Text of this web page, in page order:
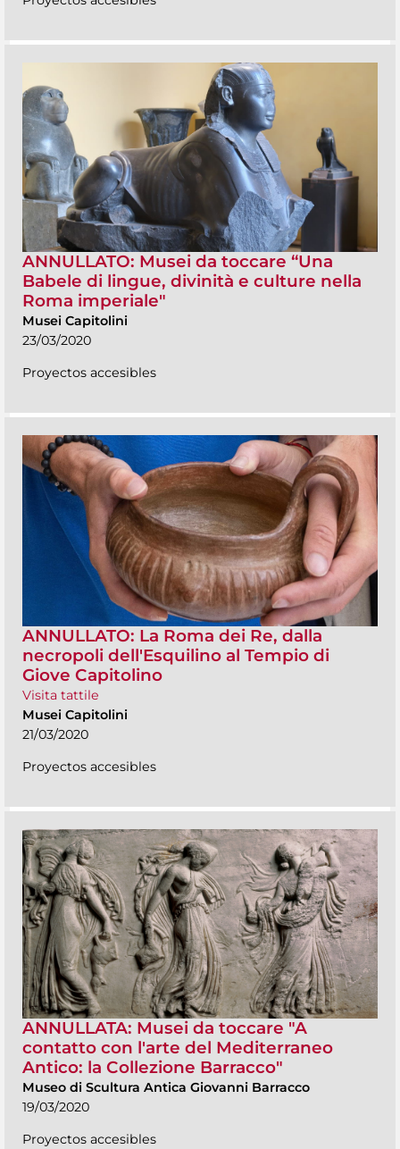
ANNULLATO: Musei da toccare “Una
Babele di lingue, divinità e culture nella
Roma imperiale"
Musei Capitolini
23/03/2020
Proyectos accesibles
ANNULLATO: La Roma dei Re, dalla
necropoli dell'Esquilino al Tempio di
Giove Capitolino
Visita tattile
Musei Capitolini
21/03/2020
Proyectos accesibles
ANNULLATA: Musei da toccare "A
contatto con l'arte del Mediterraneo
Antico: la Collezione Barracco"
Museo di Scultura Antica Giovanni Barracco
19/03/2020
Proyectos accesibles